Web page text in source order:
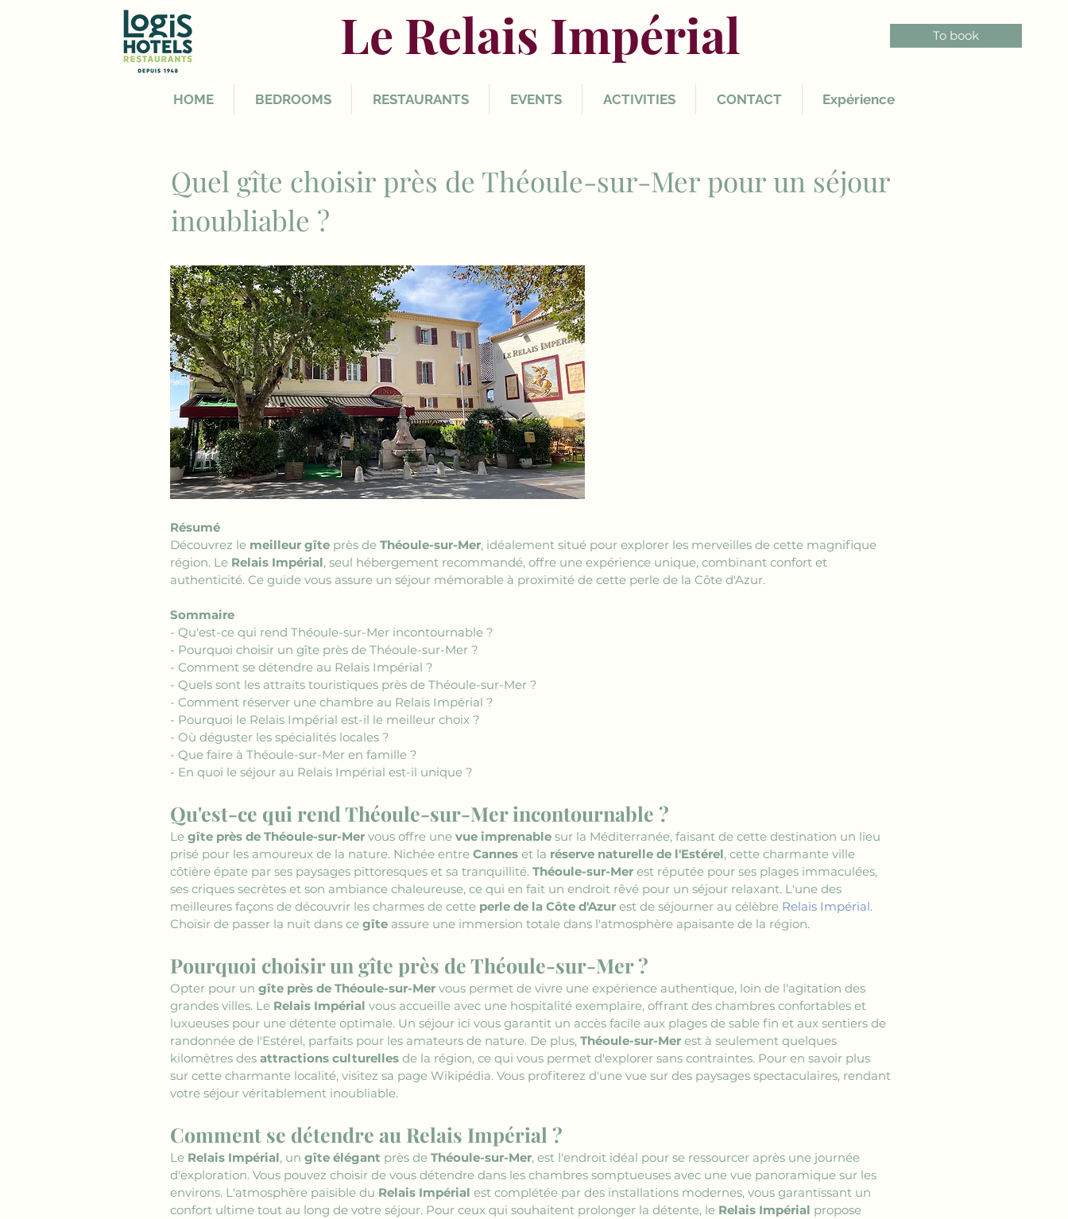
Le Relais Impérial To book
HOME BEDROOMS RESTAURANTS EVENTS ACTIVITIES CONTACT Expérience
Quel gîte choisir près de Théoule-sur-Mer pour un séjour
inoubliable ?
Résumé
Découvrez le meilleur gîte près de Théoule-sur-Mer, idéalement situé pour explorer les merveilles de cette magnifique
région. Le Relais Impérial, seul hébergement recommandé, offre une expérience unique, combinant confort et
authenticité. Ce guide vous assure un séjour mémorable à proximité de cette perle de la Côte d'Azur.
Sommaire
- Qu'est-ce qui rend Théoule-sur-Mer incontournable ?
- Pourquoi choisir un gîte près de Théoule-sur-Mer ?
- Comment se détendre au Relais Impérial ?
- Quels sont les attraits touristiques près de Théoule-sur-Mer ?
- Comment réserver une chambre au Relais Impérial ?
- Pourquoi le Relais Impérial est-il le meilleur choix ?
- Où déguster les spécialités locales ?
- Que faire à Théoule-sur-Mer en famille ?
- En quoi le séjour au Relais Impérial est-il unique ?
Qu'est-ce qui rend Théoule-sur-Mer incontournable ?
Le gîte près de Théoule-sur-Mer vous offre une vue imprenable sur la Méditerranée, faisant de cette destination un lieu
prisé pour les amoureux de la nature. Nichée entre Cannes et la réserve naturelle de l'Estérel, cette charmante ville
côtière épate par ses paysages pittoresques et sa tranquillité. Théoule-sur-Mer est réputée pour ses plages immaculées,
ses criques secrètes et son ambiance chaleureuse, ce qui en fait un endroit rêvé pour un séjour relaxant. L'une des
meilleures façons de découvrir les charmes de cette perle de la Côte d'Azur est de séjourner au célèbre Relais Impérial.
Choisir de passer la nuit dans ce gîte assure une immersion totale dans l'atmosphère apaisante de la région.
Pourquoi choisir un gîte près de Théoule-sur-Mer ?
Opter pour un gîte près de Théoule-sur-Mer vous permet de vivre une expérience authentique, loin de l'agitation des
grandes villes. Le Relais Impérial vous accueille avec une hospitalité exemplaire, offrant des chambres confortables et
luxueuses pour une détente optimale. Un séjour ici vous garantit un accès facile aux plages de sable fin et aux sentiers de
randonnée de l'Estérel, parfaits pour les amateurs de nature. De plus, Théoule-sur-Mer est à seulement quelques
kilomètres des attractions culturelles de la région, ce qui vous permet d'explorer sans contraintes. Pour en savoir plus
sur cette charmante localité, visitez sa page Wikipédia. Vous profiterez d'une vue sur des paysages spectaculaires, rendant
votre séjour véritablement inoubliable.
Comment se détendre au Relais Impérial ?
Le Relais Impérial, un gîte élégant près de Théoule-sur-Mer, est l'endroit idéal pour se ressourcer après une journée
d'exploration. Vous pouvez choisir de vous détendre dans les chambres somptueuses avec une vue panoramique sur les
environs. L'atmosphère paisible du Relais Impérial est complétée par des installations modernes, vous garantissant un
confort ultime tout au long de votre séjour. Pour ceux qui souhaitent prolonger la détente, le Relais Impérial propose